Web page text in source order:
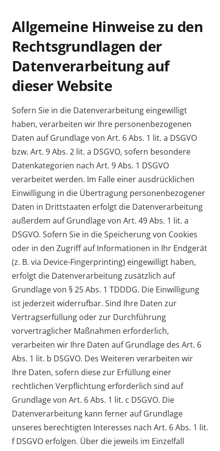
Allgemeine Hinweise zu den
Rechtsgrundlagen der
Datenverarbeitung auf
dieser Website
Sofern Sie in die Datenverarbeitung eingewilligt
haben, verarbeiten wir Ihre personenbezogenen
Daten auf Grundlage von Art. 6 Abs. 1 lit. a DSGVO
bzw. Art. 9 Abs. 2 lit. a DSGVO, sofern besondere
Datenkategorien nach Art. 9 Abs. 1 DSGVO
verarbeitet werden. Im Falle einer ausdrücklichen
Einwilligung in die Übertragung personenbezogener
Daten in Drittstaaten erfolgt die Datenverarbeitung
außerdem auf Grundlage von Art. 49 Abs. 1 lit. a
DSGVO. Sofern Sie in die Speicherung von Cookies
oder in den Zugriff auf Informationen in Ihr Endgerät
(z. B. via Device-Fingerprinting) eingewilligt haben,
erfolgt die Datenverarbeitung zusätzlich auf
Grundlage von § 25 Abs. 1 TDDDG. Die Einwilligung
ist jederzeit widerrufbar. Sind Ihre Daten zur
Vertragserfüllung oder zur Durchführung
vorvertraglicher Maßnahmen erforderlich,
verarbeiten wir Ihre Daten auf Grundlage des Art. 6
Abs. 1 lit. b DSGVO. Des Weiteren verarbeiten wir
Ihre Daten, sofern diese zur Erfüllung einer
rechtlichen Verpflichtung erforderlich sind auf
Grundlage von Art. 6 Abs. 1 lit. c DSGVO. Die
Datenverarbeitung kann ferner auf Grundlage
unseres berechtigten Interesses nach Art. 6 Abs. 1 lit.
f DSGVO erfolgen. Über die jeweils im Einzelfall